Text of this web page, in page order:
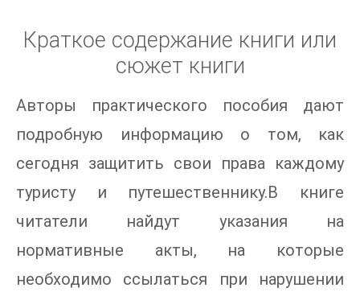
Краткое содержание книги или
сюжет книги
Авторы практического пособия дают
подробную информацию о том, как
сегодня защитить свои права каждому
туристу и путешественнику.В книге
читатели найдут указания на
нормативные акты, на которые
необходимо ссылаться при нарушении